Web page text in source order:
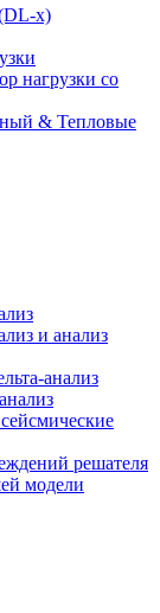
х)
нагрузки со
& Тепловые
и анализ
анализ
решателя
модели